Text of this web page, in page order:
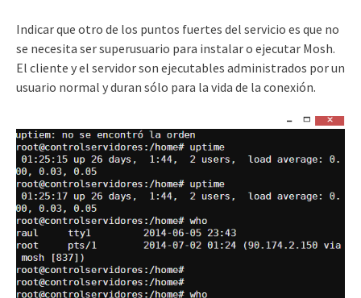
Indicar que otro de los puntos fuertes del servicio es que no
se necesita ser superusuario para instalar o ejecutar Mosh.
El cliente y el servidor son ejecutables administrados por un
usuario normal y duran sólo para la vida de la conexión.